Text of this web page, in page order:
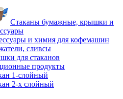
Стаканы бумажные, крышки и
и химия для кофемашин
сливсы
для стаканов
продукты
1-слойный
2-х слойный